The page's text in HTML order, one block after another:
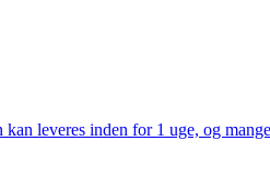
leveres inden for 1 uge, og